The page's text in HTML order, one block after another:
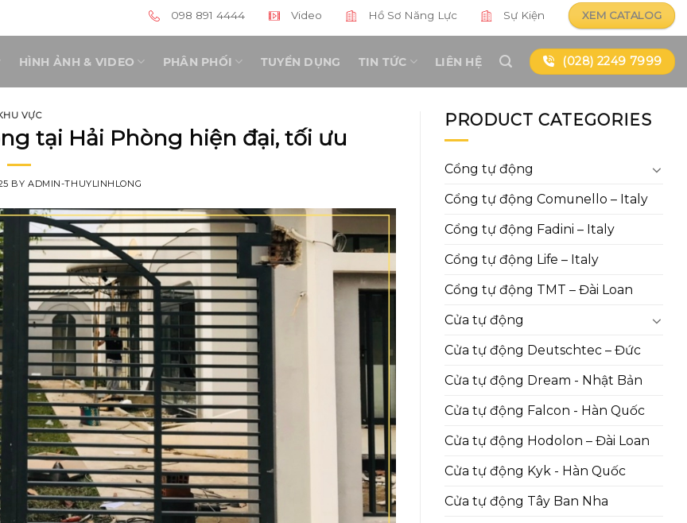
098 891 4444 Video Hồ Sơ Năng Lực Sự Kiện XEM CATALOG
HÌNH ẢNH & VIDEO PHÂN PHỐI TUYỂN DỤNG TIN TỨC LIÊN HỆ (028) 2249 7999
VỰC
tại Hải Phòng hiện đại, tối ưu
BYADMIN-THUYLINHLONG
PRODUCT CATEGORIES
Cổng tự động
Cổng tự động Comunello – Italy
Cổng tự động Fadini – Italy
Cổng tự động Life – Italy
Cổng tự động TMT – Đài Loan
Cửa tự động
Cửa tự động Deutschtec – Đức
Cửa tự động Dream - Nhật Bản
Cửa tự động Falcon - Hàn Quốc
Cửa tự động Hodolon – Đài Loan
Cửa tự động Kyk - Hàn Quốc
Cửa tự động Tây Ban Nha